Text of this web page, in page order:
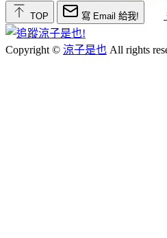
TOP 寫 Email 給我!
Copyright © 涼子是也 All rights